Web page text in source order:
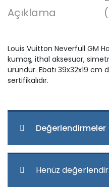
Açıklama
Louis Vuitton Neverfull GM
kumaş, ithal aksesuar,
üründür. Ebatı 39x32x19 cm
sertifikalıdır.
Değerlendirmeler
Henüz